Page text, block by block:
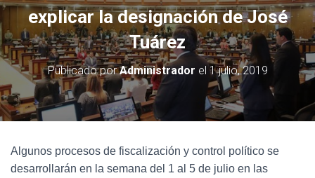
explicar la designación de José
Tuárez
Publicado porAdministrador el 1 julio, 2019
Algunos procesos de fiscalización y control político se
desarrollarán en la semana del 1 al 5 de julio en las